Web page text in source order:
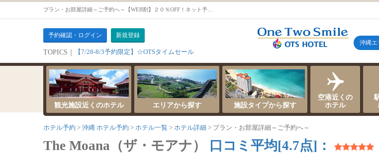
予約確認・ログイン 新規登録
TOPICS｜ 【7/28-8/3予約限定】☆OTSタイムセール
沖縄エ
観光施設近くのホテル エリアから探す 施設タイプから探す
空港近くの
ホテル
ホテル予約 沖縄 ホテル予約 ホテル一覧 ホテル詳細 プラン・お部屋詳細～ご予約へ～
The Moana（ザ・モアナ） 口コミ平均[4.7点]：